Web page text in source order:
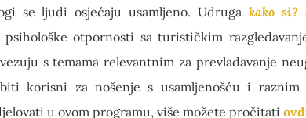
se ljudi osjećaju usamljeno. Udrugakako si?
psihološke otpornosti sa turističkim
s temama relevantnim za prevladavanje
korisni za nošenje s usamljenošću i raznim
u ovom programu, više možete pročitati